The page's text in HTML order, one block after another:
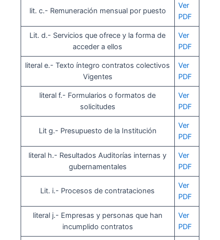
lit. c.- Remuneración mensual por puesto
Ver
PDF
Lit. d.- Servicios que ofrece y la forma de
acceder a ellos
Ver
PDF
literal e.- Texto íntegro contratos colectivos
Vigentes
Ver
PDF
literal f.- Formularios o formatos de
solicitudes
Ver
PDF
Lit g.- Presupuesto de la Institución
Ver
PDF
literal h.- Resultados Auditorías internas y
gubernamentales
Ver
PDF
Lit. i.- Procesos de contrataciones
Ver
PDF
literal j.- Empresas y personas que han
incumplido contratos
Ver
PDF